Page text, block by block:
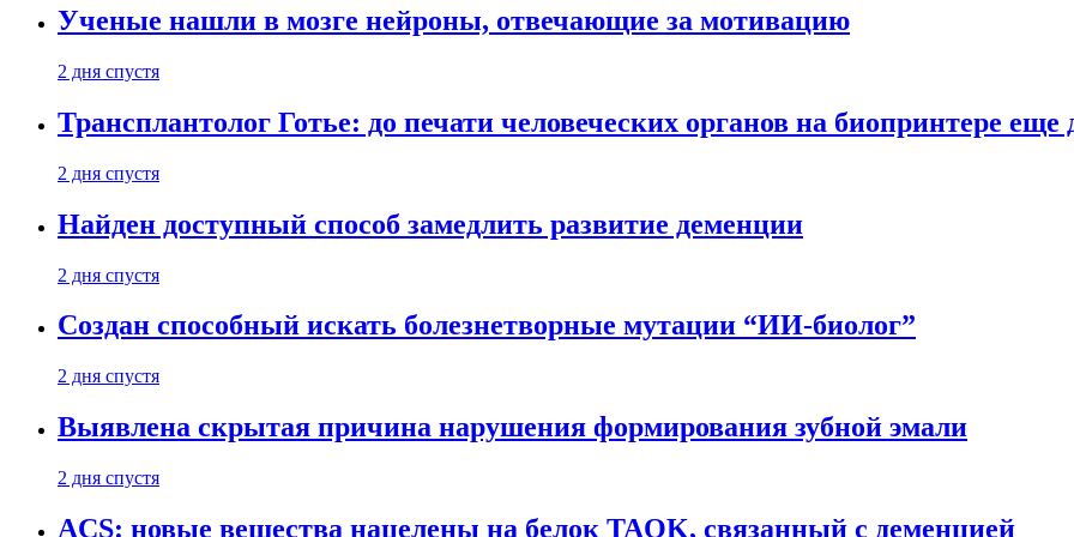
Ученые нашли в мозге нейроны, отвечающие за мотивацию
2 дня спустя
Трансплантолог Готье: до печати человеческих органов на биопринтере еще
2 дня спустя
Найден доступный способ замедлить развитие деменции
2 дня спустя
Создан способный искать болезнетворные мутации “ИИ-биолог”
2 дня спустя
Выявлена скрытая причина нарушения формирования зубной эмали
2 дня спустя
ACS: новые вещества нацелены на белок TAOK, связанный с деменцией